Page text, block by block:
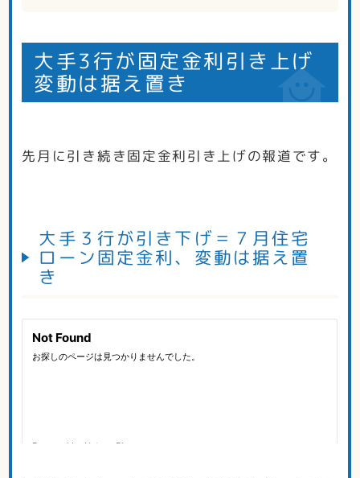
大手3行が固定金利引き上げ
変動は据え置き
先月に引き続き固定金利引き上げの報道です。
大手３行が引き下げ＝７月住宅
ローン固定金利、変動は据え置
き